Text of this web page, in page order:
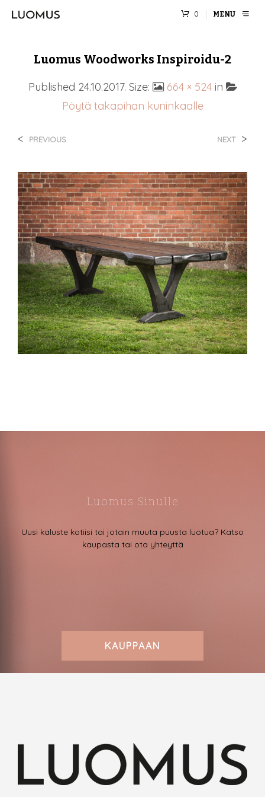
0 MENU
Luomus Woodworks Inspiroidu-2
Published 24.10.2017. Size: 664 × 524in
Pöytä takapihan kuninkaalle
< PREVIOUS NEXT >
Luomus Sinulle
Uusi kaluste kotiisi tai jotain muuta puusta luotua? Katso
kaupasta tai ota yhteyttä
KAUPPAAN